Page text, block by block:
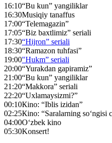
16:10“Bu kun” yangiliklar
16:30Musiqiy tanaffus
17:00“Telemagazin”
17:05“Biz baxtlimiz” seriali
17:30“Hijron” seriali
18:30“Ramazon tuhfasi”
19:00"Hukm” seriali
20:00“Yurakdan gapiramiz”
21:00“Bu kun” yangiliklar
21:20“Makkora” seriali
22:20“Uxlamaysizmi?”
00:10Кino: “Iblis izidan”
02:25Кino: “Saralarning so‘ngisi
04:00O‘zbek kino
05:30Konsert!